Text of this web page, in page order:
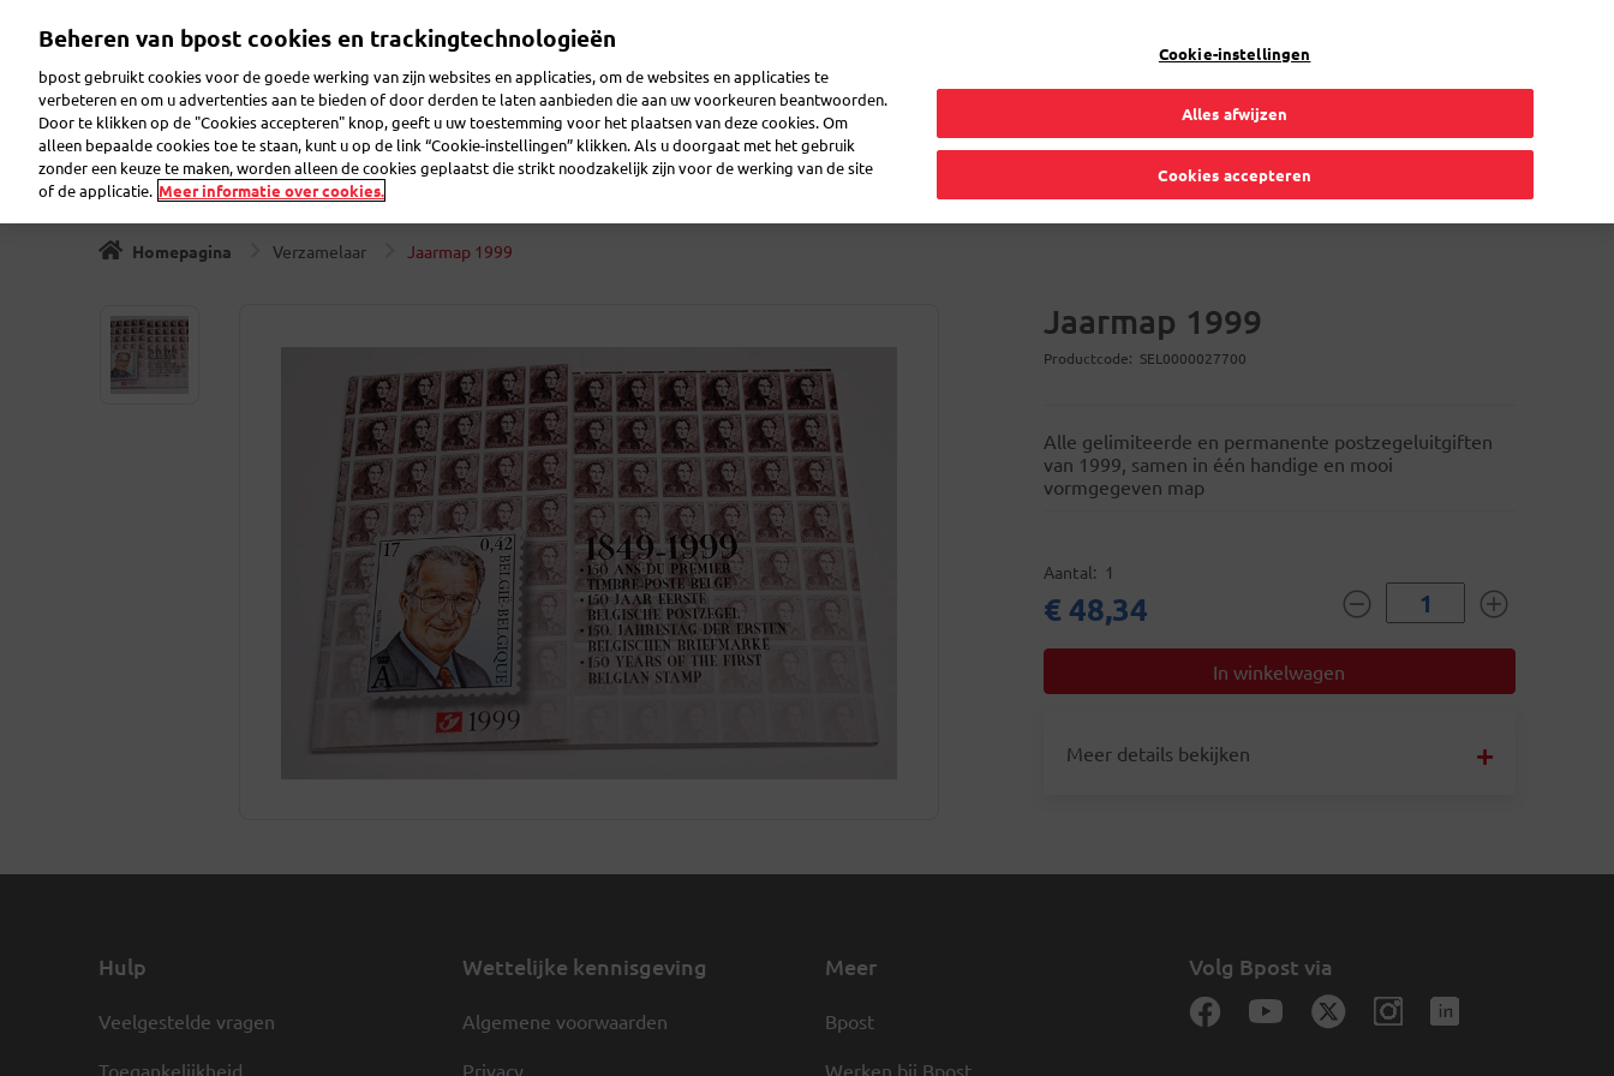
inhoud
Zoeken
Mijn account
Postzegels Verzamelaar Wenskaarten Verzendetiketten voor pakjes Enveloppes en dozen Atomaschriften Verhuis Volmachtkaart Online oplossingen
Homepagina Verzamelaar Jaarmap 1999
Jaarmap 1999
Productcode SEL0000027700
Alle gelimiteerde en permanente postzegeluitgiften
van 1999, samen in één handige en mooi
vormgegeven map
Aantal 1
€ 48,34
Meer details bekijken
Hulp
Veelgestelde vragen
Toegankelijkheid
Wettelijke kennisgeving
Algemene voorwaarden
Privacy
Meer
Bpost
Werken bij Bpost
Volg Bpost via
Beheren van bpost cookies en trackingtechnologieën
bpost gebruikt cookies voor de goede werking van zijn websites en applicaties, om de websites en applicaties te
verbeteren en om u advertenties aan te bieden of door derden te laten aanbieden die aan uw voorkeuren beantwoorden.
Door te klikken op de "Cookies accepteren" knop, geeft u uw toestemming voor het plaatsen van deze cookies. Om
alleen bepaalde cookies toe te staan, kunt u op de link “Cookie-instellingen” klikken. Als u doorgaat met het gebruik
zonder een keuze te maken, worden alleen de cookies geplaatst die strikt noodzakelijk zijn voor de werking van de site
of de applicatie. Meer informatie over cookies.
Cookie-instellingen
Alles afwijzen
Cookies accepteren